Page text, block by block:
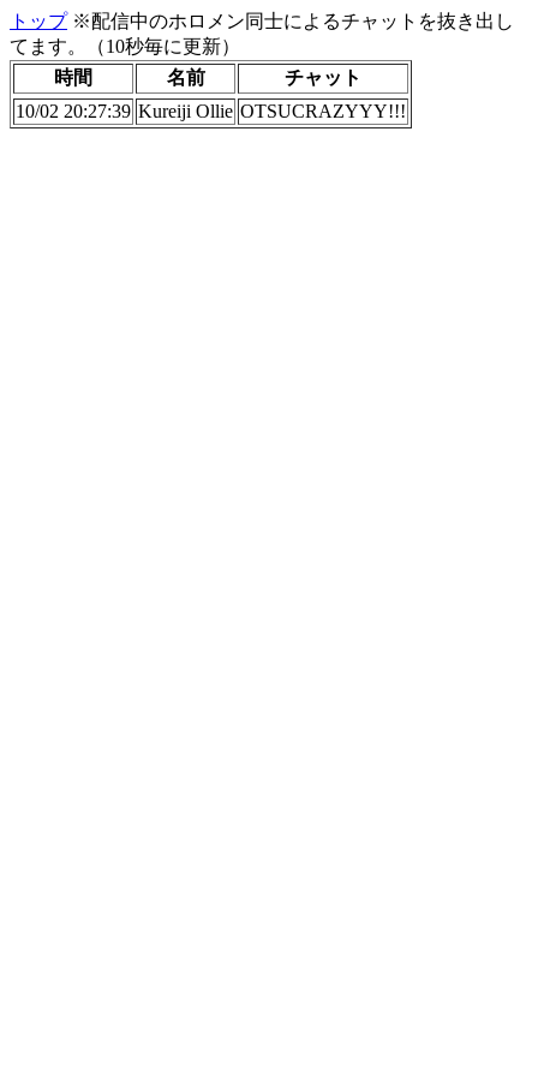
トップ※配信中のホロメン同士によるチャットを抜き出し
てます。（10秒毎に更新）
時間
名前
チャット
10/02 20:27:39 Kureiji Ollie OTSUCRAZYYY!!!